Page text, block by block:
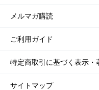
メルマガ購読
ご利用ガイド
特定商取引に基づく表示・
サイトマップ